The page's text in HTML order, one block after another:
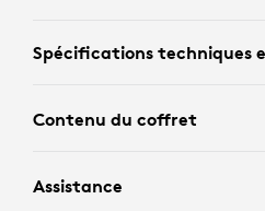
Spécifications techniques
Contenu du coffret
Assistance